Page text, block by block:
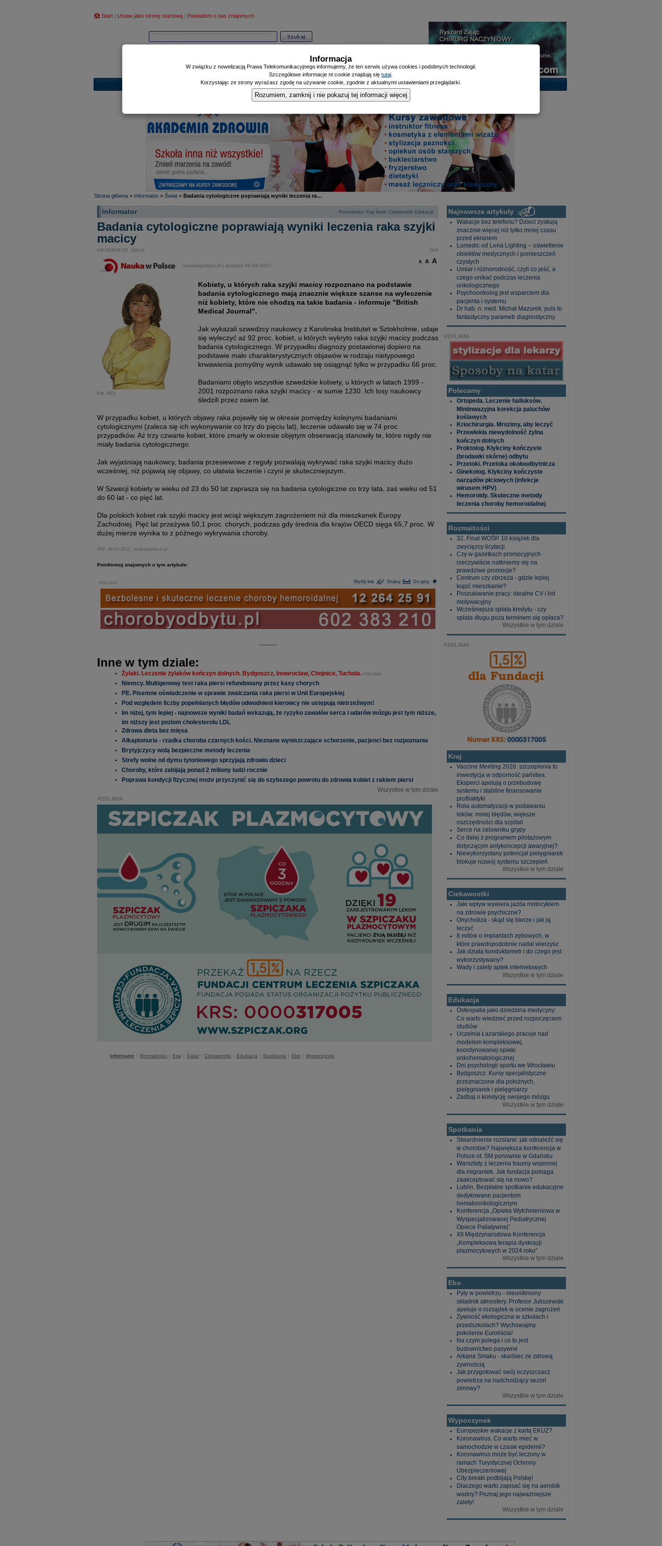
Start | Ustaw jako stronę startową | Powiadom o nas znajomych
Informator|Poczekalnia|Zdrowy Mieszczanin|Doniesienia Listonosza
Strona główna » Informator » Świat » Badania cytologiczne poprawiają wyniki leczenia ra…
Informator Rozmaitości Kraj Świat Ciekawostki Edukacja
Badania cytologiczne poprawiają wyniki leczenia raka szyjki
macicy
INFORMATOR. ŚWIAT PAP
naukawpolsce.pl | dodane 06-03-2012
A A A
Fot. NCI
Kobiety, u których raka szyjki macicy rozpoznano na podstawie
badania cytologicznego mają znacznie większe szanse na wyleczenie
niż kobiety, które nie chodzą na takie badania - informuje "British
Medical Journal".
Jak wykazali szwedzcy naukowcy z Karolinska Institutet w Sztokholmie, udaje
się wyleczyć aż 92 proc. kobiet, u których wykryto raka szyjki macicy podczas
badania cytologicznego. W przypadku diagnozy postawionej dopiero na
podstawie mało charakterystycznych objawów w rodzaju nietypowego
krwawienia pomyślny wynik udawało się osiągnąć tylko w przypadku 66 proc.
Badaniami objęto wszystkie szwedzkie kobiety, u których w latach 1999 -
2001 rozpoznano raka szyjki macicy - w sumie 1230. Ich losy naukowcy
śledzili przez osiem lat.
W przypadku kobiet, u których objawy raka pojawiły się w okresie pomiędzy kolejnymi badaniami
cytologicznymi (zaleca się ich wykonywanie co trzy do pięciu lat), leczenie udawało się w 74 proc.
przypadków. Aż trzy czwarte kobiet, które zmarły w okresie objętym obserwacją stanowiły te, które nigdy nie
miały badania cytologicznego.
Jak wyjaśniają naukowcy, badania przesiewowe z reguły pozwalają wykrywać raka szyjki macicy dużo
wcześniej, niż pojawią się objawy, co ułatwia leczenie i czyni je skuteczniejszym.
W Szwecji kobiety w wieku od 23 do 50 lat zaprasza się na badania cytologiczne co trzy lata, zaś wieku od 51
do 60 lat - co pięć lat.
Dla polskich kobiet rak szyjki macicy jest wciąż większym zagrożeniem niż dla mieszkanek Europy
Zachodniej. Pięć lat przeżywa 50,1 proc. chorych, podczas gdy średnia dla krajów OECD sięga 65,7 proc. W
dużej mierze wynika to z późnego wykrywania choroby.
PAP, 06-03-2012, naukawpolsce.pl
Poinformuj znajomych o tym artykule:
Wyślij link Drukuj Do góry
REKLAMA
------------
Inne w tym dziale:
Żylaki. Leczenie żylaków kończyn dolnych. Bydgoszcz, Inowrocław, Chojnice, Tuchola. REKLAMA
Niemcy. Multigenowy test raka piersi refundowany przez kasy chorych
PE. Pisemne oświadczenie w sprawie zwalczania raka piersi w Unii Europejskiej
Pod względem liczby popełnianych błędów odwodnieni kierowcy nie ustępują nietrzeźwym!
Im niżej, tym lepiej - najnowsze wyniki badań wskazują, że ryzyko zawałów serca i udarów mózgu jest tym niższe,
im niższy jest poziom cholesterolu LDL
Zdrowa dieta bez mięsa
Alkaptonuria - rzadka choroba czarnych kości. Nieznane wyniszczające schorzenie, pacjenci bez rozpoznania
Brytyjczycy wolą bezpieczne metody leczenia
Strefy wolne od dymu tytoniowego sprzyjają zdrowiu dzieci
Choroby, które zabijają ponad 2 miliony ludzi rocznie
Poprawa kondycji fizycznej może przyczynić się do szybszego powrotu do zdrowia kobiet z rakiem piersi
Wszystkie w tym dziale
REKLAMA
Informator | Rozmaitości | Kraj | Świat | Ciekawostki | Edukacja | Spotkania | Eko | Wypoczynek
Najnowsze artykuły
Wakacje bez telefonu? Dzieci zyskują
znacznie więcej niż tylko mniej czasu
przed ekranem
Lumedic od Lena Lighting – oświetlenie
obiektów medycznych i pomieszczeń
czystych
Umiar i różnorodność, czyli co jeść, a
czego unikać podczas leczenia
onkologicznego
Psychoonkolog jest wsparciem dla
pacjenta i systemu
Dr hab. n. med. Michał Mazurek: puls to
fantastyczny parametr diagnostyczny
REKLAMA
Polecamy
Ortopeda. Leczenie halluksów.
Miniinwazyjna korekcja paluchów
koślawych
Kriochirurgia. Mrozimy, aby leczyć
Przewlekła niewydolność żylna
kończyn dolnych
Proktolog. Kłykciny kończyste
(brodawki skórne) odbytu
Przetoki. Przetoka okołoodbytnicza
Ginekolog. Kłykciny kończyste
narządów płciowych (infekcje
wirusem HPV)
Hemoroidy. Skuteczne metody
leczenia choroby hemoroidalnej
Rozmaitości
32. Finał WOŚP. 10 książek dla
zwycięzcy licytacji
Czy w gazetkach promocyjnych
rzeczywiście natkniemy się na
prawdziwe promocje?
Centrum czy obrzeża - gdzie lepiej
kupić mieszkanie?
Poszukiwanie pracy: idealne CV i list
motywacyjny
Wcześniejsza spłata kredytu - czy
spłata długu poza terminem się opłaca?
Wszystkie w tym dziale
REKLAMA
Kraj
Vaccine Meeting 2026: szczepienia to
inwestycja w odporność państwa.
Eksperci apelują o przebudowę
systemu i stabilne finansowanie
profilaktyki
Rola automatyzacji w podawaniu
leków: mniej błędów, większe
oszczędności dla szpitali
Serce na celowniku grypy
Co dalej z programem pilotażowym
dotyczącym antykoncepcji awaryjnej?
Niewykorzystany potencjał pielęgniarek
blokuje rozwój systemu szczepień
Wszystkie w tym dziale
Ciekawostki
Jaki wpływ wywiera jazda motocyklem
na zdrowie psychiczne?
Onycholiza - skąd się bierze i jak ją
leczyć
8 mitów o implantach zębowych, w
które prawdopodobnie nadal wierzysz
Jak działa konduktometr i do czego jest
wykorzystywany?
Wady i zalety aptek internetowych
Wszystkie w tym dziale
Edukacja
Osteopatia jako dziedzina medycyny:
Co warto wiedzieć przed rozpoczęciem
studiów
Uczelnia Łazarskiego pracuje nad
modelem kompleksowej,
koordynowanej opieki
onkohematologicznej
Dni psychologii sportu we Wrocławiu
Bydgoszcz. Kursy specjalistyczne
przeznaczone dla położnych,
pielęgniarek i pielęgniarzy
Zadbaj o kondycję swojego mózgu
Wszystkie w tym dziale
Spotkania
Stwardnienie rozsiane: jak odnaleźć się
w chorobie? Największa konferencja w
Polsce nt. SM ponownie w Gdańsku
Warsztaty z leczenia traumy wojennej
dla migrantek. Jak fundacja pomaga
zaakceptować się na nowo?
Lublin. Bezpłatne spotkanie edukacyjne
dedykowane pacjentom
hematoonkologicznym
Konferencja „Opieka Wytchnieniowa w
Wyspecjalizowanej Pediatrycznej
Opiece Paliatywnej”
XII Międzynarodowa Konferencja
„Kompleksowa terapia dyskrazji
plazmocytowych w 2024 roku”
Wszystkie w tym dziale
Eko
Pyły w powietrzu - nieunikniony
składnik atmosfery. Profesor Juliszewski
apeluje o rozsądek w ocenie zagrożeń
Żywność ekologiczna w szkołach i
przedszkolach? Wychowajmy
pokolenie Euroliścia!
Na czym polega i co to jest
budownictwo pasywne
Arkana Smaku - skarbiec ze zdrową
żywnością
Jak przygotować swój oczyszczacz
powietrza na nadchodzący sezon
zimowy?
Wszystkie w tym dziale
Wypoczynek
Europejskie wakacje z kartą EKUZ?
Koronawirus. Co warto mieć w
samochodzie w czasie epidemii?
Koronawirus może być leczony w
ramach Turystycznej Ochrony
Ubezpieczeniowej
City breaki podbijają Polskę!
Dlaczego warto zapisać się na aerobik
wodny? Poznaj jego najważniejsze
zalety!
Wszystkie w tym dziale
Informacja
W związku z nowelizacją Prawa Telekomunikacyjnego informujemy, że ten serwis używa cookies i podobnych technologii.
Szczegółowe informacje nt cookie znajdują siętutaj
Korzystając ze strony wyrażasz zgodę na używanie cookie, zgodnie z aktualnymi ustawieniami przeglądarki.
Rozumiem, zamknij i nie pokazuj tej informacji więcej